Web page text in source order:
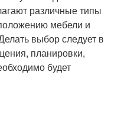
различные типы
мебели и
выбор следует в
планировки,
будет